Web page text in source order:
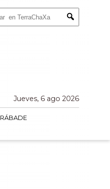
Submit
Jueves, 6 ago 2026
RÁBADE